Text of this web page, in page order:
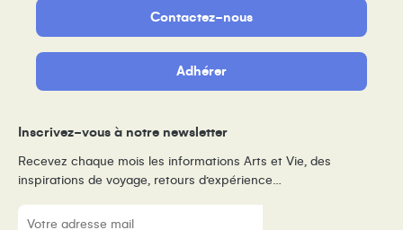
Contactez-nous
Adhérer
Inscrivez-vous à notre newsletter
Recevez chaque mois les informations Arts et Vie, des
inspirations de voyage, retours d’expérience…
E-